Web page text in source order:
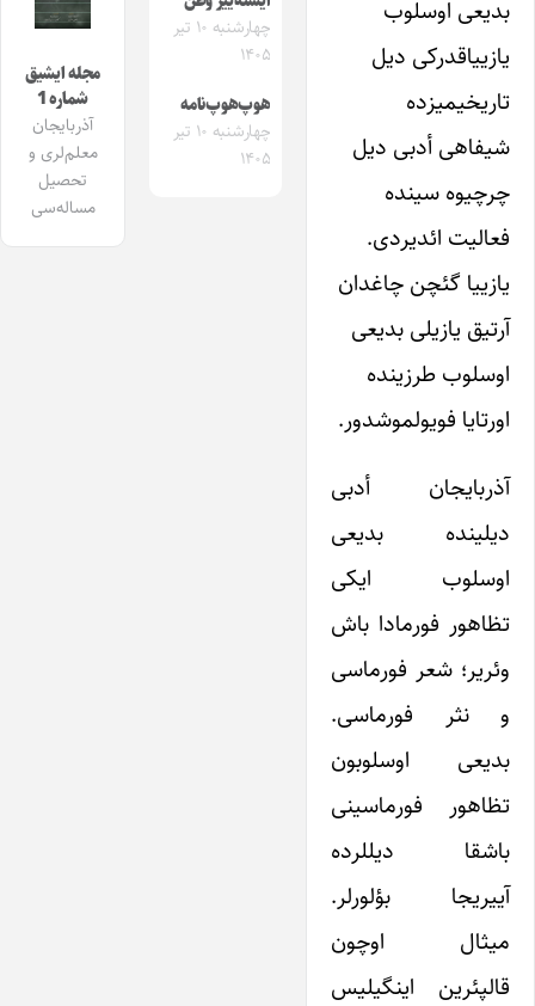
بدیعی اوسلوب
یازییاقدرکی دیل
تاریخیمیزده
شیفاهی أدبی دیل
چرچیوه سینده
فعالیت ائدیردی.
یازییا گئچن چاغدان
آرتیق یازیلی بدیعی
اوسلوب طرزینده
اورتایا فویولموشدور.
آذربایجان أدبی
دیلینده بدیعی
اوسلوب ایکی
تظاهور فورمادا باش
وئریر؛ شعر فورماسی
و نثر فورماسی.
بدیعی اوسلوبون
تظاهور فورماسینی
باشقا دیللرده
آییریجا بؤلورلر.
میثال اوچون
قالپئرین اینگیلیس
چهارشنبه ۱۰ تیر
۱۴۰۵
هوپ‌هوپ‌نامه
چهارشنبه ۱۰ تیر
۱۴۰۵
مجله ایشیق
شماره 1
آذربایجان
معلم‌لری و
تحصیل
مساله‌سی